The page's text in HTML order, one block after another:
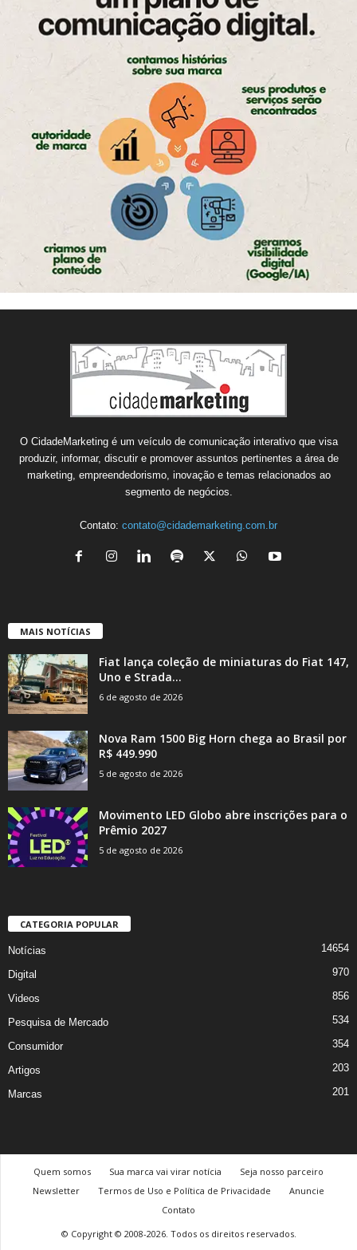
O CidadeMarketing é um veículo de comunicação interativo que visa
produzir, informar, discutir e promover assuntos pertinentes a área de
marketing, empreendedorismo, inovação e temas relacionados ao
segmento de negócios.
Contato: contato@cidademarketing.com.br
MAIS NOTÍCIAS
Fiat lança coleção de miniaturas do Fiat 147,
Uno e Strada...
6 de agosto de 2026
Nova Ram 1500 Big Horn chega ao Brasil por
R$ 449.990
5 de agosto de 2026
Movimento LED Globo abre inscrições para o
Prêmio 2027
5 de agosto de 2026
CATEGORIA POPULAR
Notícias 14654
Digital 970
Videos 856
Pesquisa de Mercado 534
Consumidor 354
Artigos 203
Marcas 201
Quem somos Sua marca vai virar notícia
Seja nosso parceiro
Newsletter
Termos de Uso e Política de Privacidade
Anuncie
Contato
© Copyright © 2008-2026. Todos os direitos reservados.